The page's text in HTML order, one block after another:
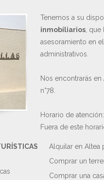
Tenemos a su
inmobiliarios, que
asesoramiento en el
administrativos.
Nos encontrarás en
n°78.
Horario de
Fuera de este
Alquilar en Altea
Comprar un
Comprar una